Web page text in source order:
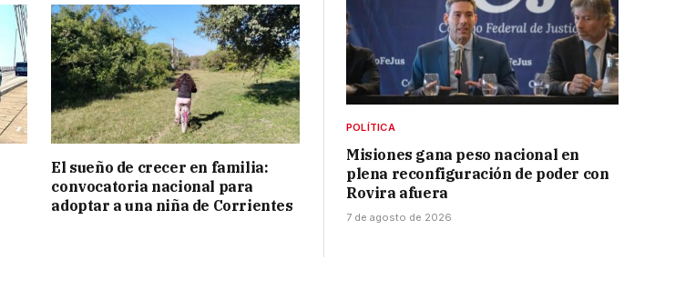
El sueño de crecer en familia:
convocatoria nacional para
adoptar a una niña de Corrientes
POLÍTICA
Misiones gana peso nacional en
plena reconfiguración de poder con
Rovira afuera
7 de agosto de 2026